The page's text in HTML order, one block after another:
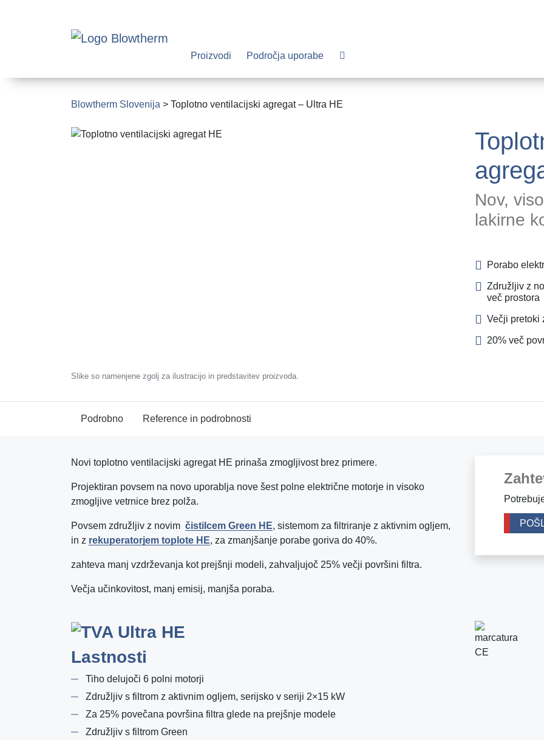
Proizvodi Področja uporabe
Blowtherm Slovenija > Toplotno ventilacijski agregat – Ultra HE
Nov,
lakirne
Porabo
Združljiv z
več prostora
Večji pretoki
20% več
Slike so namenjene zgolj za ilustracijo in predstavitev proizvoda.
Podrobno Reference in podrobnosti
Novi toplotno ventilacijski agregat HE prinaša zmogljivost brez primere.
Projektiran povsem na novo uporablja nove šest polne električne motorje in visoko
zmogljive vetrnice brez polža.
Povsem združljiv z novim čistilcem Green HE, sistemom za filtriranje z aktivnim ogljem,
in z rekuperatorjem toplote HE, za zmanjšanje porabe goriva do 40%.
zahteva manj vzdrževanja kot prejšnji modeli, zahvaljujoč 25% večji površini filtra.
Večja učinkovitost, manj emisij, manjša poraba.
Lastnosti
Tiho delujoči 6 polni motorji
Združljiv s filtrom z aktivnim ogljem, serijsko v seriji 2×15 kW
Za 25% povečana površina filtra glede na prejšnje modele
Združljiv s filtrom Green